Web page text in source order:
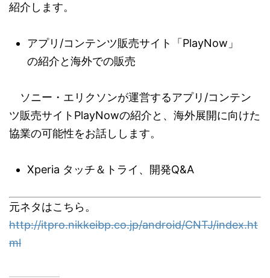
紹介します。
アプリ/コンテンツ販売サイト「PlayNow」
の紹介と海外での販売
ソニー・エリクソンが運営するアプリ/コンテン
ツ販売サイトPlayNowの紹介と、海外展開に向けた
協業の可能性をお話しします。
Xperia タッチ＆トライ、開発Q&A
元ネタはこちら。
http://itpro.nikkeibp.co.jp/android/CNTJ/index.ht
ml